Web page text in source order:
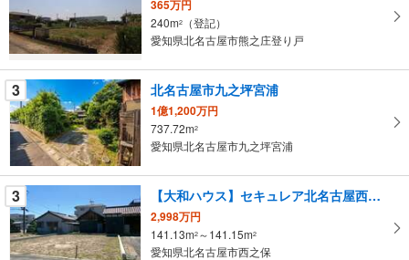
を
マ
イ
ペ
ー
ジ
に
保
存
す
る
365万円
240m2
（登記）
愛知県北名古屋市熊之庄登り戸
3 北名古屋市九之坪宮浦
1億1,200万円
737.72m2
愛知県北名古屋市九之坪宮浦
3 【大和ハウス】セキュレア北名古屋西之保IV （建築条件付宅地分譲）
2,998万円
141.13m2 ～141.15m2
愛知県北名古屋市西之保